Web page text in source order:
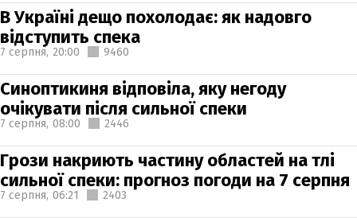
В Україні дещо похолодає: як надовго
відступить спека
7 серпня, 20:00 9460
Синоптикиня відповіла, яку негоду
очікувати після сильної спеки
7 серпня, 08:00 2446
Грози накриють частину областей на тлі
сильної спеки: прогноз погоди на 7 серпня
7 серпня, 06:21 2403